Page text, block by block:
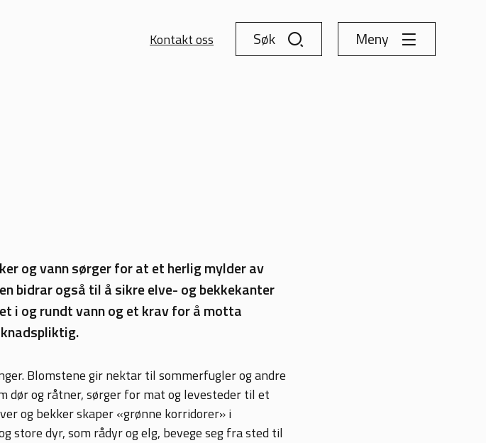
Kontakt oss Søk Meny
og vann sørger for at et herlig mylder av
bidrar også til å sikre elve- og bekkekanter
i og rundt vann og et krav for å motta
Blomstene gir nektar til sommerfugler og andre
dør og råtner, sørger for mat og levesteder til et
og bekker skaper «grønne korridorer» i
store dyr, som rådyr og elg, bevege seg fra sted til